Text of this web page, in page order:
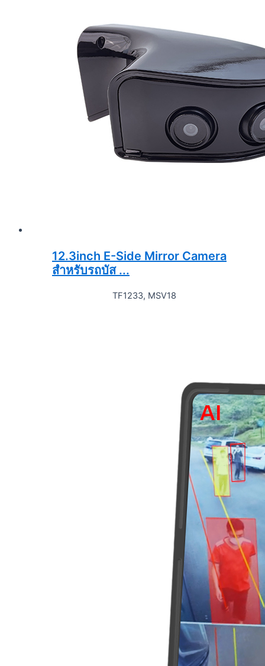
12.3inch E-Side Mirror Camera
สำหรับรถบัส ...
TF1233, MSV18